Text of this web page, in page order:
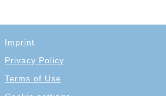
Imprint
Privacy Policy
Terms of Use